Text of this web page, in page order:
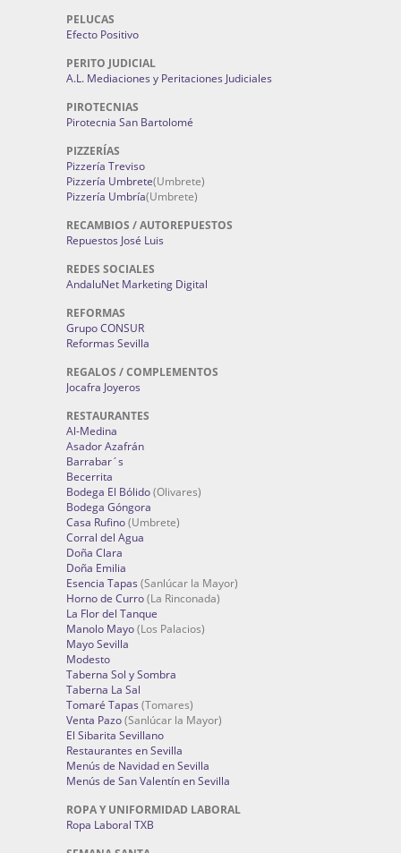
PELUCAS
Efecto Positivo
PERITO JUDICIAL
A.L. Mediaciones y Peritaciones Judiciales
PIROTECNIAS
Pirotecnia San Bartolomé
PIZZERÍAS
Pizzería Treviso
Pizzería Umbrete(Umbrete)
Pizzería Umbría(Umbrete)
RECAMBIOS / AUTOREPUESTOS
Repuestos José Luis
REDES SOCIALES
AndaluNet Marketing Digital
REFORMAS
Grupo CONSUR
Reformas Sevilla
REGALOS / COMPLEMENTOS
Jocafra Joyeros
RESTAURANTES
Al-Medina
Asador Azafrán
Barrabar´s
Becerrita
Bodega El Bólido(Olivares)
Bodega Góngora
Casa Rufino(Umbrete)
Corral del Agua
Doña Clara
Doña Emilia
Esencia Tapas (Sanlúcar la Mayor)
Horno de Curro(La Rinconada)
La Flor del Tanque
Manolo Mayo(Los Palacios)
Mayo Sevilla
Modesto
Taberna Sol y Sombra
Taberna La Sal
Tomaré Tapas (Tomares)
Venta Pazo(Sanlúcar la Mayor)
El Sibarita Sevillano
Restaurantes en Sevilla
Menús de Navidad en Sevilla
Menús de San Valentín en Sevilla
ROPA Y UNIFORMIDAD LABORAL
Ropa Laboral TXB